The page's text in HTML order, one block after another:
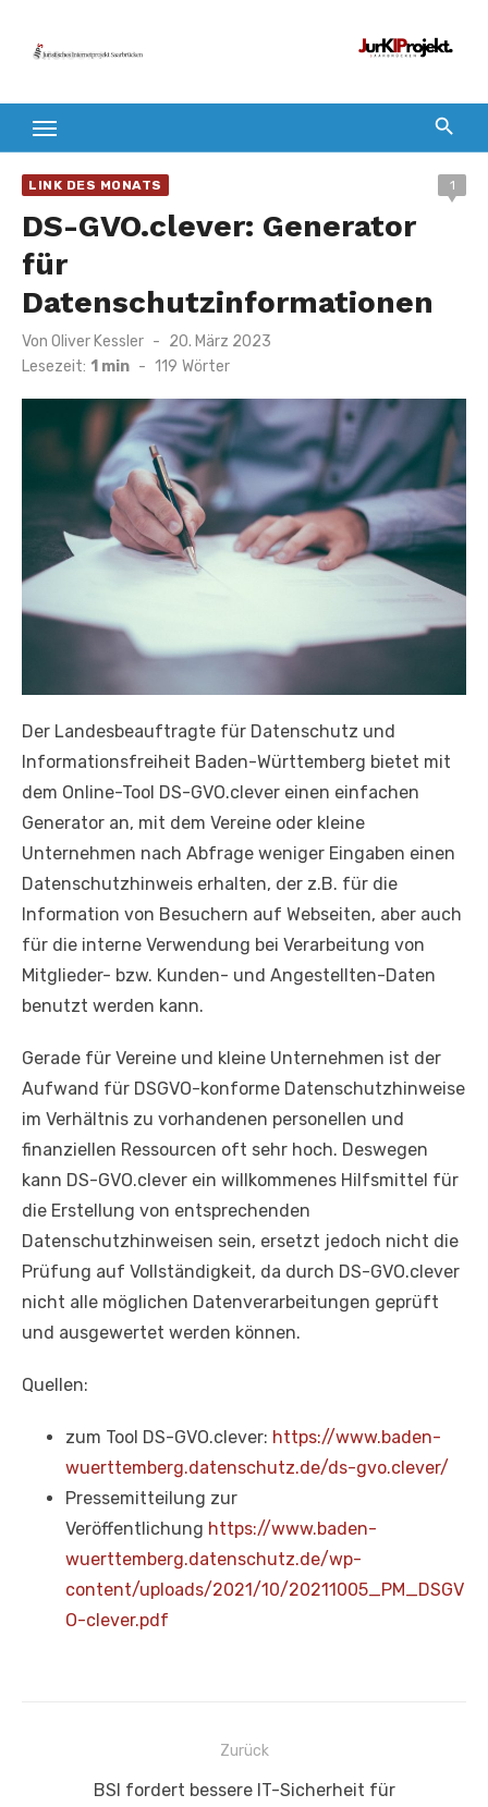
Inhalt
LINK DES MONATS 1
DS-GVO.clever: Generator
für
Datenschutzinformationen
Von Oliver Kessler
Veröffentlicht
am
20. März 2023
Lesezeit: 1 min - 119 Wörter
Der Landesbeauftragte für Datenschutz und
Informationsfreiheit Baden-Württemberg bietet mit
dem Online-Tool DS-GVO.clever einen einfachen
Generator an, mit dem Vereine oder kleine
Unternehmen nach Abfrage weniger Eingaben einen
Datenschutzhinweis erhalten, der z.B. für die
Information von Besuchern auf Webseiten, aber auch
für die interne Verwendung bei Verarbeitung von
Mitglieder- bzw. Kunden- und Angestellten-Daten
benutzt werden kann.
Gerade für Vereine und kleine Unternehmen ist der
Aufwand für DSGVO-konforme Datenschutzhinweise
im Verhältnis zu vorhandenen personellen und
finanziellen Ressourcen oft sehr hoch. Deswegen
kann DS-GVO.clever ein willkommenes Hilfsmittel für
die Erstellung von entsprechenden
Datenschutzhinweisen sein, ersetzt jedoch nicht die
Prüfung auf Vollständigkeit, da durch DS-GVO.clever
nicht alle möglichen Datenverarbeitungen geprüft
und ausgewertet werden können.
Quellen:
zum Tool DS-GVO.clever: https://www.baden-
wuerttemberg.datenschutz.de/ds-gvo.clever/
Pressemitteilung zur
Veröffentlichung https://www.baden-
wuerttemberg.datenschutz.de/wp-
content/uploads/2021/10/20211005_PM_DSGV
O-clever.pdf
Beitragsnavigation
Zurück
VorherigerBSI fordert bessere IT-Sicherheit für